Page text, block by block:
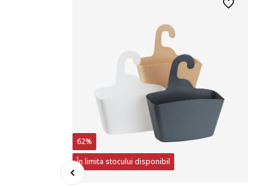
62%
În limita stocului disponibil